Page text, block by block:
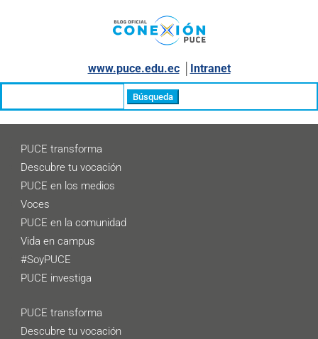
www.puce.edu.ec│ Intranet
PUCE transforma
Descubre tu vocación
PUCE en los medios
Voces
PUCE en la comunidad
Vida en campus
#SoyPUCE
PUCE investiga
PUCE transforma
Descubre tu vocación